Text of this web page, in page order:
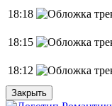
18:18
18:15
18:12
Закрыть